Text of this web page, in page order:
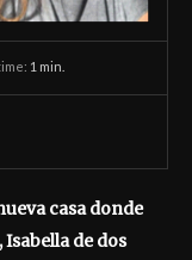
1 min.
casa donde
de dos